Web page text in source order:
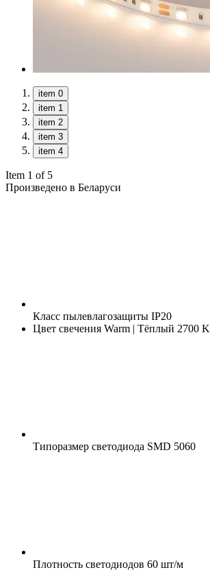
item 0
item 1
item 2
item 3
item 4
Item 1 of 5
Произведено в Беларуси
Класс пылевлагозащиты IP20
Цвет свечения Warm | Тёплый 2700 K
Типоразмер светодиода SMD 5060
Плотность светодиодов 60 шт/м